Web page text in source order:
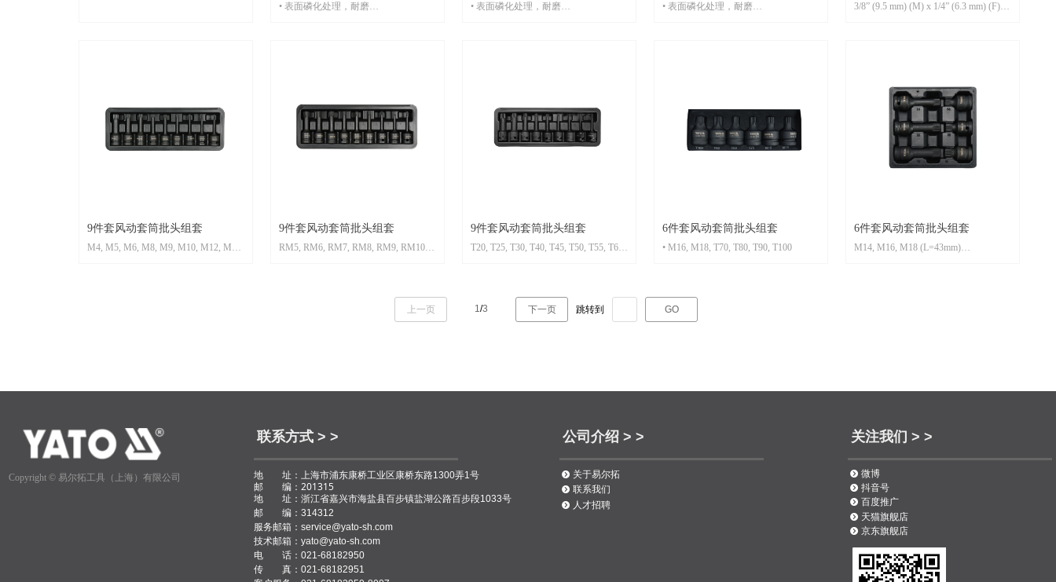
• 表面磷化处理，耐磨
• 表面磷化处理，耐磨
• 表面磷化处理，耐磨
3/8” (9.5 mm) (M) x 1/4” (6.3 mm) (F)
1/2” (12.7 mm) (M) x 3/4 (19.0 mm) (F)
9件套风动套筒批头组套
M4, M5, M6, M8, M9, M10, M12, M14,
9件套风动套筒批头组套
RM5, RM6, RM7, RM8, RM9, RM10,
9件套风动套筒批头组套
T20, T25, T30, T40, T45, T50, T55, T60,
6件套风动套筒批头组套
• M16, M18, T70, T80, T90, T100
6件套风动套筒批头组套
M14, M16, M18 (L=43mm)
上一页 1/3 下一页 跳转到 GO
Copyright © 易尔拓工具（上海）有限公司
联系方式 > > 公司介绍 > > 关注我们 > >
地 址：上海市浦东康桥工业区康桥东路1300弄1号
邮 编：201315
地 址：浙江省嘉兴市海盐县百步镇盐湖公路百步段1033号
邮 编：314312
服务邮箱：service@yato-sh.com
技术邮箱：yato@yato-sh.com
电 话：021-68182950
传 真：021-68182951
뀹 关于易尔拓
뀹 联系我们
뀹 人才招聘
뀹 微博
뀹 抖音号
뀹 百度推广
뀹 天猫旗舰店
뀹 京东旗舰店